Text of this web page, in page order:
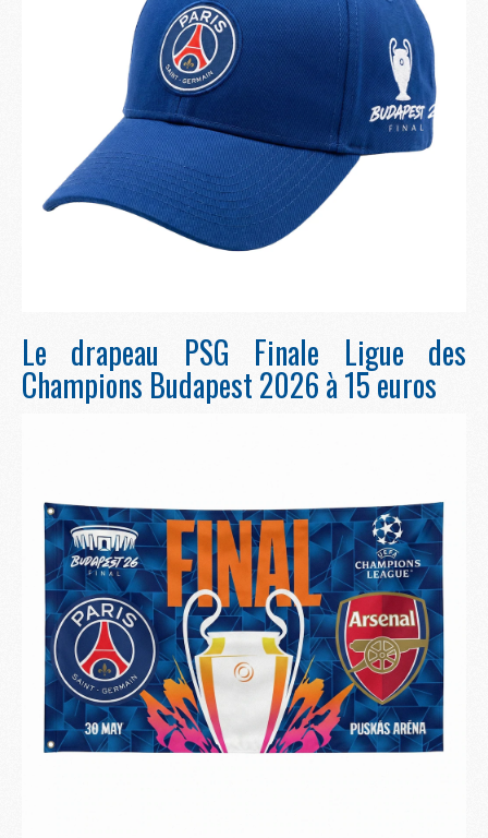
Le drapeau PSG Finale Ligue des
Champions Budapest 2026 à 15 euros